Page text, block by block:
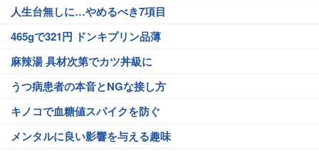
人生台無しに…やめるべき7項目
465gで321円 ドンキプリン品薄
麻辣湯 具材次第でカツ丼級に
うつ病患者の本音とNGな接し方
キノコで血糖値スパイクを防ぐ
メンタルに良い影響を与える趣味